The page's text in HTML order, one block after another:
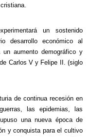
un sostenido
desarrollo económico al
aumento demográfico y
Carlos V y Felipe II. (siglo
de continua recesión en
las epidemias, las
una nueva época de
y conquista para el cultivo